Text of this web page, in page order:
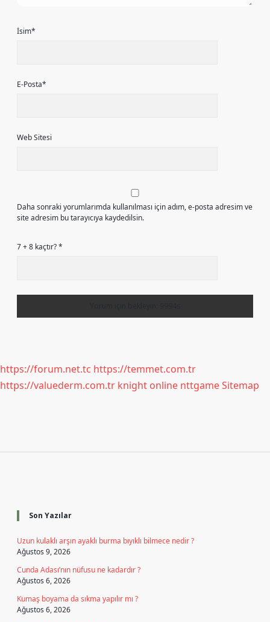
İsim*
E-Posta*
Web Sitesi
Daha sonraki yorumlarımda kullanılması için adım, e-posta adresim ve
site adresim bu tarayıcıya kaydedilsin.
7 + 8 kaçtır?*
https://forum.net.tc https://temmet.com.tr
https://valuederm.com.tr knight online nttgameSitemap
Son Yazılar
Uzun kulaklı arşın ayaklı burma bıyıklı bilmece nedir ?
Ağustos 9, 2026
Cunda Adası’nın nüfusu ne kadardır ?
Ağustos 6, 2026
Kumaş boyama da sıkma yapılır mı ?
Ağustos 6, 2026